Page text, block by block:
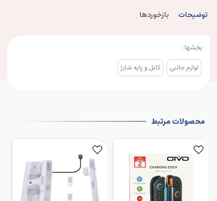
توضیحات بازخوردها
بخشها :
لوازم جانبی کابل و پایه شارژ
محصولات مرتبط